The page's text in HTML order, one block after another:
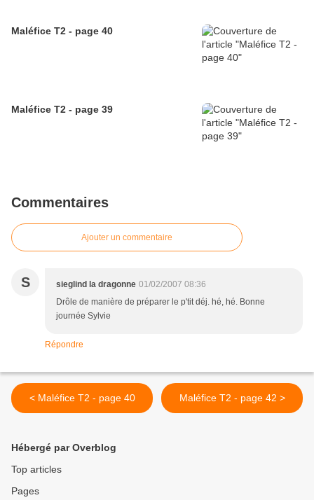
Maléfice T2 - page 40
Maléfice T2 - page 39
Commentaires
Ajouter un commentaire
S sieglind la dragonne 01/02/2007 08:36
Drôle de manière de préparer le p'tit déj. hé, hé. Bonne
journée Sylvie
Répondre
< Maléfice T2 - page 40 Maléfice T2 - page 42 >
Hébergé par Overblog
Top articles
Pages